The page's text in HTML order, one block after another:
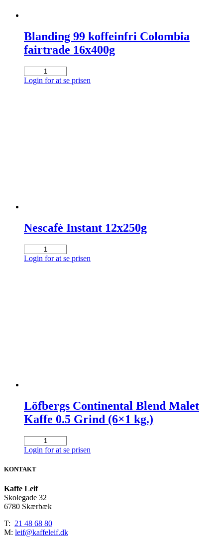
Blanding 99 koffeinfri Colombia
fairtrade 16x400g
Blanding
99
Login for at se prisen
Nescafè Instant 12x250g
Nescafè
Instant
Login for at se prisen
Löfbergs Continental Blend Malet
Kaffe 0.5 Grind (6×1 kg.)
Löfbergs
Continental
Malet
0.5
Grind
(6x1
kg.)
antal
Login for at se prisen
KONTAKT
Kaffe Leif
Skolegade 32
6780 Skærbæk
T: 21 48 68 80
M: leif@kaffeleif.dk